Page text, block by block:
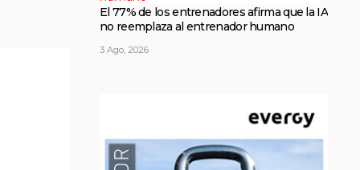
El 77% de los entrenadores afirma que la IA
no reemplaza al entrenador humano
3 Ago, 2026